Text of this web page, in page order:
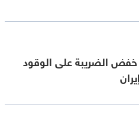
خفض الضريبة على الوقود